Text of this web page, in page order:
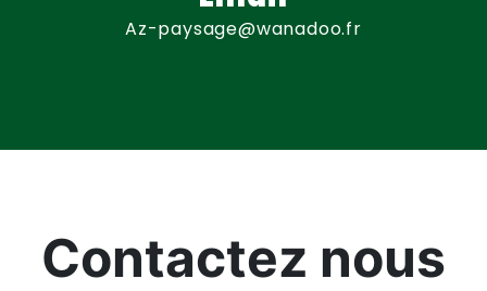
az-paysage@wanadoo.fr
Contactez nous